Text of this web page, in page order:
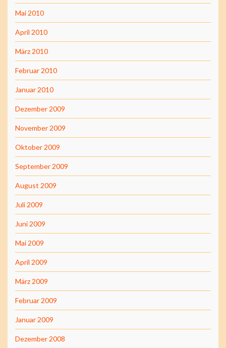
Mai 2010
April 2010
März 2010
Februar 2010
Januar 2010
Dezember 2009
November 2009
Oktober 2009
September 2009
August 2009
Juli 2009
Juni 2009
Mai 2009
April 2009
März 2009
Februar 2009
Januar 2009
Dezember 2008